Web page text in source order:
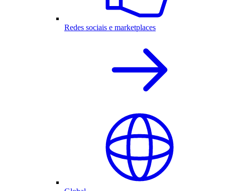
Redes sociais e marketplaces